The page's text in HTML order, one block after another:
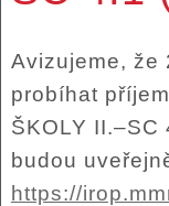
Avizujeme, že
probíhat
ŠKOLY II.–SC
budou
https://